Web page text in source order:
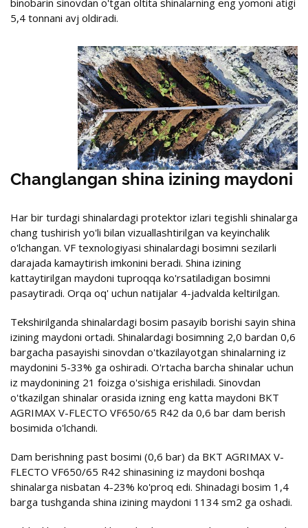
5,4 tonnani avj oldiradi.
Changlangan shina izining maydoni
Har bir turdagi shinalardagi protektor izlari tegishli shinalarga
chang tushirish yo'li bilan vizuallashtirilgan va keyinchalik
o'lchangan. VF texnologiyasi shinalardagi bosimni sezilarli
darajada kamaytirish imkonini beradi. Shina izining
kattaytirilgan maydoni tuproqqa ko'rsatiladigan bosimni
pasaytiradi. Orqa oq' uchun natijalar 4-jadvalda keltirilgan.
Tekshirilganda shinalardagi bosim pasayib borishi sayin shina
izining maydoni ortadi. Shinalardagi bosimning 2,0 bardan 0,6
bargacha pasayishi sinovdan o'tkazilayotgan shinalarning iz
maydonini 5-33% ga oshiradi. O'rtacha barcha shinalar uchun
iz maydonining 21 foizga o'sishiga erishiladi. Sinovdan
o'tkazilgan shinalar orasida izning eng katta maydoni BKT
AGRIMAX V-FLECTO VF650/65 R42 da 0,6 bar dam berish
bosimida o'lchandi.
Dam berishning past bosimi (0,6 bar) da BKT AGRIMAX V-
FLECTO VF650/65 R42 shinasining iz maydoni boshqa
shinalarga nisbatan 4-23% ko'proq edi. Shinadagi bosim 1,4
barga tushganda shina izining maydoni 1134 sm2 ga oshadi.